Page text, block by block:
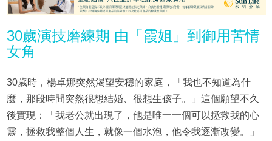
30歲演技磨練期 由「霞姐」到御用苦情
女角
30歲時，楊卓娜突然渴望安穩的家庭，「我也不知道為什
麼，那段時間突然很想結婚、很想生孩子。」這個願望不久
後實現：「我老公就出現了，他是唯一一個可以拯救我的心
靈，拯救我整個人生，就像一個水泡，他令我逐漸改變。」